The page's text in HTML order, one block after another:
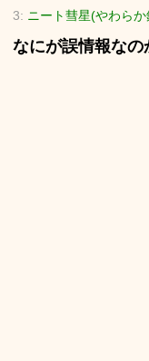
3: ニート彗星(やわらか
なにが誤情報な